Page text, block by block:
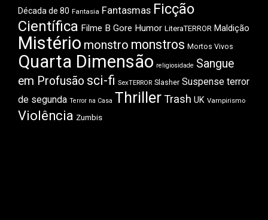
Década de 80 Fantasia Fantasmas Ficção
Científica Filme B Gore Humor LiteraTERROR Maldição
Mistério monstro monstros Mortos Vivos
Quarta Dimensão religiosidade Sangue
em Profusão sci-fi SexTERROR Slasher Suspense terror
de segunda Terror na Casa ThrillerTrash UK Vampirismo
Violência Zumbis